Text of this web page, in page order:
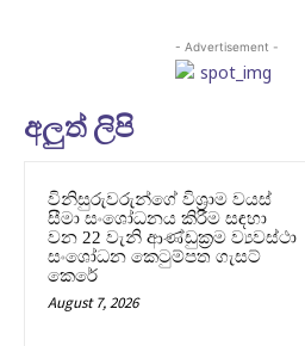
- Advertisement -
අලුත් ලිපි
විනිසුරුවරුන්ගේ විශ්‍රාම වයස්
සීමා සංශෝධනය කිරීම සඳහා
වන 22 වැනි ආණ්ඩුක්‍රම ව්‍යවස්ථා
සංශෝධන කෙටුම්පත ගැසට්
කෙරේ
August 7, 2026